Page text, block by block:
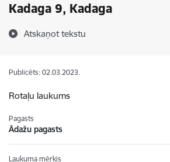
Kadaga 9, Kadaga
Atskaņot tekstu
Publicēts: 02.03.2023.
Rotaļu laukums
Pagasts
Ādažu pagasts
Laukuma mērķis